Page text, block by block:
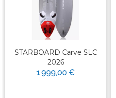
STARBOARD Carve SLC
2026
1 999,00 €